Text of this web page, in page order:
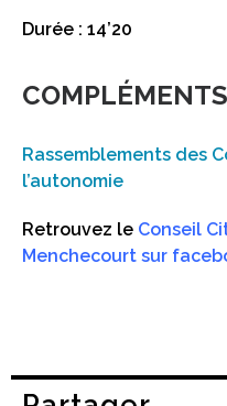
Durée : 14’20
COMPLÉMENTS
Rassemblements des
l’autonomie
Retrouvez le Conseil
Menchecourt sur